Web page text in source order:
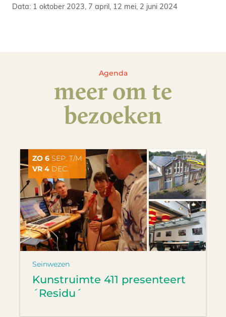
Data: 1 oktober 2023, 7 april, 12 mei, 2 juni 2024
Agenda
meer om te
bezoeken
ZO 6 SEP. T/M
VR 4 DEC.
Seinwezen
Kunstruimte 411 presenteert
´Residu´